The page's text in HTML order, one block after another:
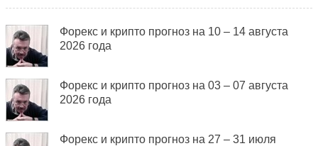
Форекс и крипто прогноз на 10 – 14 августа
2026 года
Форекс и крипто прогноз на 03 – 07 августа
2026 года
Форекс и крипто прогноз на 27 – 31 июля